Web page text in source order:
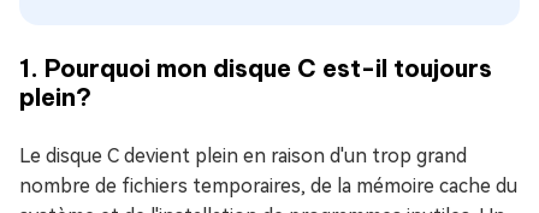
1. Pourquoi mon disque C est-il toujours
plein?
Le disque C devient plein en raison d'un trop grand
nombre de fichiers temporaires, de la mémoire cache du